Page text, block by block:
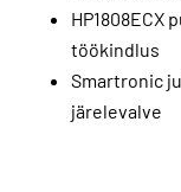
HP1808ECX
töökindlus
Smartronic
järelevalve